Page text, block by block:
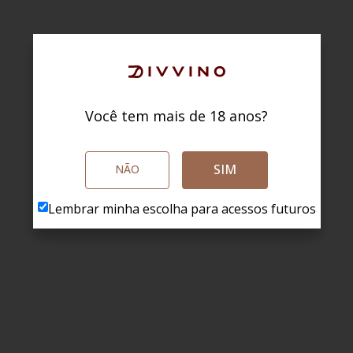
Você tem mais de 18 anos?
NÃO SIM
Lembrar minha escolha para acessos futuros